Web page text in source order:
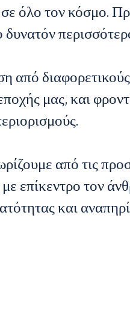
όλο τον κόσμο.
από
μας, και
από τις
επίκεντρο τον
και